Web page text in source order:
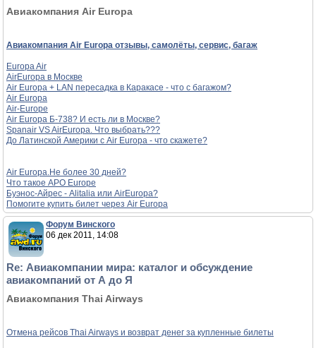
Авиакомпания Air Europa
Авиакомпания Air Europa отзывы, самолёты, сервис, багаж
Europa Air
AirEuropa в Москве
Air Europa + LAN пересадка в Каракасе - что с багажом?
Air Europa
Air-Europe
Air Europa Б-738? И есть ли в Москве?
Spanair VS AirEuropa. Что выбрать???
До Латинской Америки с Air Europa - что скажете?
Air Europa.Не более 30 дней?
Что такое APO Europe
Буэнос-Айрес - Alitalia или AirEuropa?
Помогите купить билет через Air Europa
Форум Винского
06 дек 2011, 14:08
Re: Авиакомпании мира: каталог и обсуждение
авиакомпаний от А до Я
Авиакомпания Thai Airways
Отмена рейсов Thai Airways и возврат денег за купленные билеты